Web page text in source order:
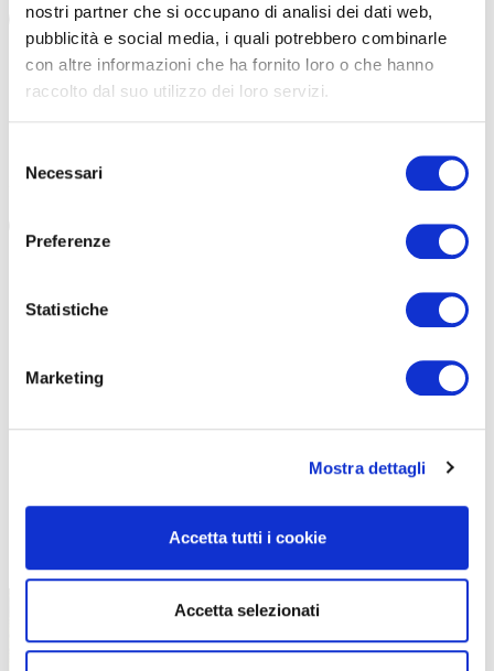
nostri partner che si occupano di analisi dei dati web,
pubblicità e social media, i quali potrebbero combinarle
con altre informazioni che ha fornito loro o che hanno
raccolto dal suo utilizzo dei loro servizi.
delNecessari
Preferenze
Statistiche
Marketing
Mostra dettagli
Accetta tutti i cookie
Accetta selezionati
GRAVEL |25-04-2024
IL TRICOLORE GRAVEL CELEBRA L’OLTREPÒ
PAVESE
Il tricolore gravel 2024 si terrà nell’Oltrepò Pavese, in uno
#CAMPIONATO ITALIANO GRAVEL
TUTTE LE CATEGORIE DEL MAGAZINE